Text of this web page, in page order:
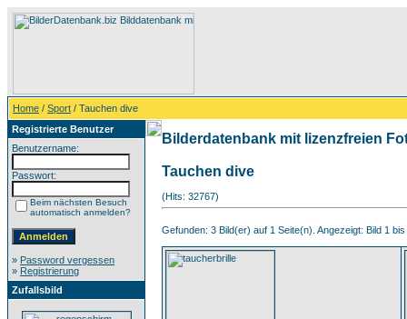
Home / Sport / Tauchen dive
Registrierte Benutzer
Benutzername:
Passwort:
Beim nächsten Besuch
automatisch anmelden?
» Password vergessen
» Registrierung
Zufallsbild
Bilderdatenbank mit lizenzfreien
Tauchen dive
(Hits: 32767)
Gefunden: 3 Bild(er) auf 1 Seite(n). Angezeigt: Bild 1 bis